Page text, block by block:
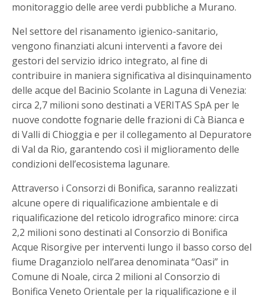
monitoraggio delle aree verdi pubbliche a Murano.
Nel settore del risanamento igienico-sanitario,
vengono finanziati alcuni interventi a favore dei
gestori del servizio idrico integrato, al fine di
contribuire in maniera significativa al disinquinamento
delle acque del Bacinio Scolante in Laguna di Venezia:
circa 2,7 milioni sono destinati a VERITAS SpA per le
nuove condotte fognarie delle frazioni di Cà Bianca e
di Valli di Chioggia e per il collegamento al Depuratore
di Val da Rio, garantendo così il miglioramento delle
condizioni dell’ecosistema lagunare.
Attraverso i Consorzi di Bonifica, saranno realizzati
alcune opere di riqualificazione ambientale e di
riqualificazione del reticolo idrografico minore: circa
2,2 milioni sono destinati al Consorzio di Bonifica
Acque Risorgive per interventi lungo il basso corso del
fiume Draganziolo nell’area denominata “Oasi” in
Comune di Noale, circa 2 milioni al Consorzio di
Bonifica Veneto Orientale per la riqualificazione e il